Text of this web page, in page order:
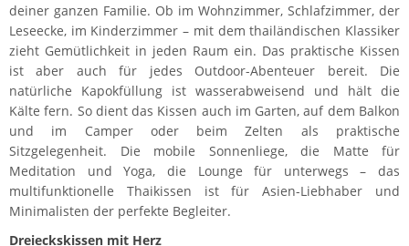
deiner ganzen Familie. Ob im Wohnzimmer, Schlafzimmer, der
Leseecke, im Kinderzimmer – mit dem thailändischen Klassiker
zieht Gemütlichkeit in jeden Raum ein. Das praktische Kissen
ist aber auch für jedes Outdoor-Abenteuer bereit. Die
natürliche Kapokfüllung ist wasserabweisend und hält die
Kälte fern. So dient das Kissen auch im Garten, auf dem Balkon
und im Camper oder beim Zelten als praktische
Sitzgelegenheit. Die mobile Sonnenliege, die Matte für
Meditation und Yoga, die Lounge für unterwegs – das
multifunktionelle Thaikissen ist für Asien-Liebhaber und
Minimalisten der perfekte Begleiter.
Dreieckskissen mit Herz